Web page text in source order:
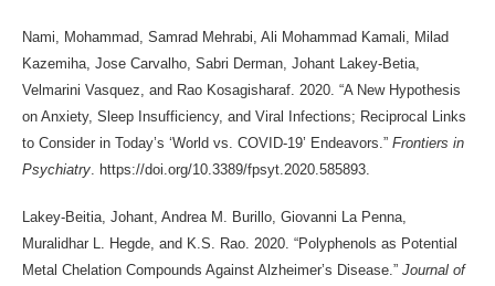
Nami, Mohammad, Samrad Mehrabi, Ali Mohammad Kamali, Milad
Kazemiha, Jose Carvalho, Sabri Derman, Johant Lakey-Betia,
Velmarini Vasquez, and Rao Kosagisharaf. 2020. “A New Hypothesis
on Anxiety, Sleep Insufficiency, and Viral Infections; Reciprocal Links
to Consider in Today’s ‘World vs. COVID-19’ Endeavors.” Frontiers in
Psychiatry. https://doi.org/10.3389/fpsyt.2020.585893.
Lakey-Beitia, Johant, Andrea M. Burillo, Giovanni La Penna,
Muralidhar L. Hegde, and K.S. Rao. 2020. “Polyphenols as Potential
Metal Chelation Compounds Against Alzheimer’s Disease.” Journal of